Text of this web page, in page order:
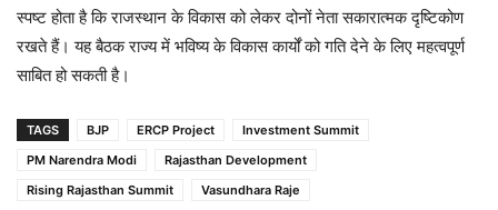
स्पष्ट होता है कि राजस्थान के विकास को लेकर दोनों नेता सकारात्मक दृष्टिकोण
रखते हैं। यह बैठक राज्य में भविष्य के विकास कार्यों को गति देने के लिए महत्वपूर्ण
साबित हो सकती है।
TAGS BJP ERCP Project
Investment Summit
PM Narendra Modi
Rajasthan Development
Rising Rajasthan Summit
Vasundhara Raje